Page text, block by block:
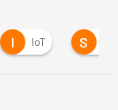
I IoT S